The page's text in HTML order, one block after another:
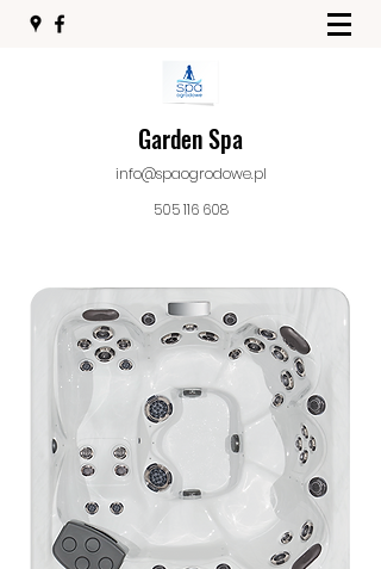
Garden Spa
info@spaogrodowe.pl
505 116 608